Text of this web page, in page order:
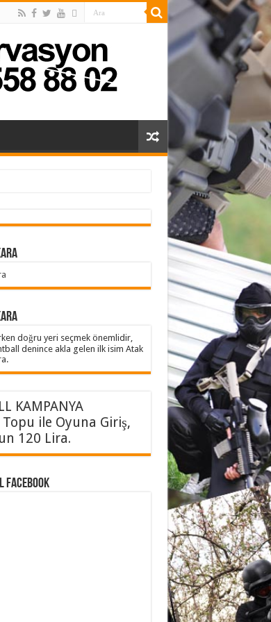
doğru yeri seçmek önemlidir,
denince akla gelen ilk isim Atak
KAMPANYA
ile Oyuna Giriş,
120 Lira.
FACEBOOK